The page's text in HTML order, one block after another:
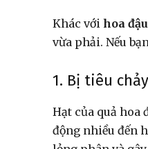
Khác với hoa
vừa phải. Nếu
1. Bị tiêu
Hạt của quả hoa
động nhiều đến